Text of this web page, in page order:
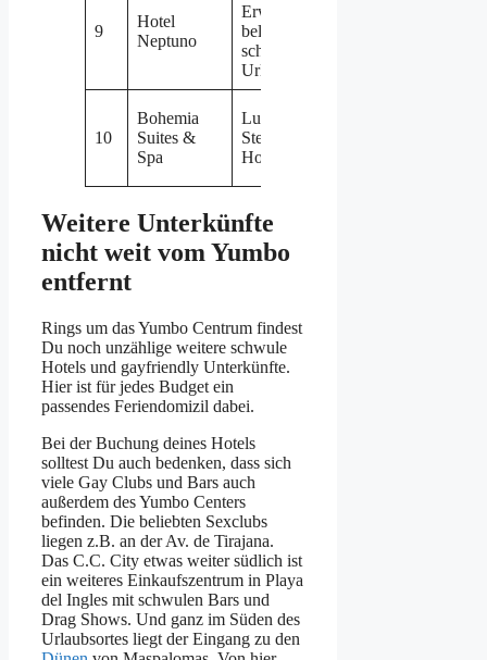
9
Hotel
Neptuno
Erwachsenenhotel,
beliebt bei
schwulen
Urlaubern
10
Bohemia
Suites &
Spa
Luxuriöses 5-
Sterne-Design-
Hotel
Weitere Unterkünfte
nicht weit vom Yumbo
entfernt
Rings um das Yumbo Centrum findest
Du noch unzählige weitere schwule
Hotels und gayfriendly Unterkünfte.
Hier ist für jedes Budget ein
passendes Feriendomizil dabei.
Bei der Buchung deines Hotels
solltest Du auch bedenken, dass sich
viele Gay Clubs und Bars auch
außerdem des Yumbo Centers
befinden. Die beliebten Sexclubs
liegen z.B. an der Av. de Tirajana.
Das C.C. City etwas weiter südlich ist
ein weiteres Einkaufszentrum in Playa
del Ingles mit schwulen Bars und
Drag Shows. Und ganz im Süden des
Urlaubsortes liegt der Eingang zu den